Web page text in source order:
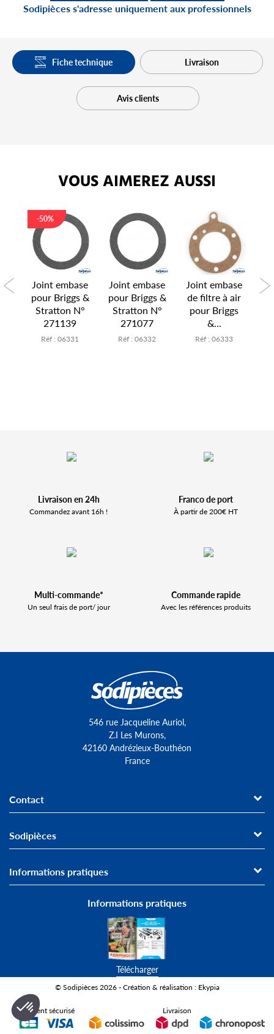
Sodipièces s'adresse uniquement aux professionnels
Fiche technique Livraison
Avis clients
VOUS AIMEREZ AUSSI
Joint embase
pour Briggs &
Stratton N°
271139
Réf : 06331
-50%
Joint embase
pour Briggs &
Stratton N°
271077
Réf : 06332
Joint embase
de filtre à air
pour Briggs
&...
Réf : 06333
Livraison en 24h
Commandez avant 16h !
Franco de port
À partir de 200€ HT
Multi-commande*
Un seul frais de port/ jour
Commande rapide
Avec les références produits
546 rue Jacqueline Auriol,
Z.I Les Murons,
42160 Andrézieux-Bouthéon
France
Contact
Sodipièces
Informations pratiques
Informations pratiques
Télécharger
© Sodipièces 2026 - Création & réalisation : Ekypia
Paiement sécurisé Livraison